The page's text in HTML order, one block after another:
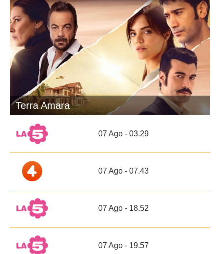
Terra Amara
07 Ago - 03.29
07 Ago - 07.43
07 Ago - 18.52
07 Ago - 19.57